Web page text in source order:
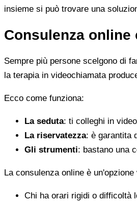
insieme si può trovare una
Consulenza
Sempre più persone scelgono di
la terapia in videochiamata
Ecco come funziona:
La seduta: ti colleghi in
La riservatezza: è garantita
Gli strumenti: bastano una
La consulenza online è
Chi ha orari rigidi o difficoltà